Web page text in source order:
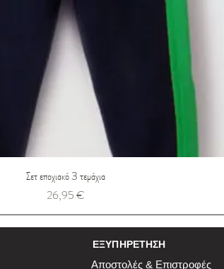
Σετ εποχιακό 3 τεμάχια
Τιμή
26,95 €
ΕΞΥΠΗΡΕΤΗΣΗ
Αποστολές & Επιστροφές